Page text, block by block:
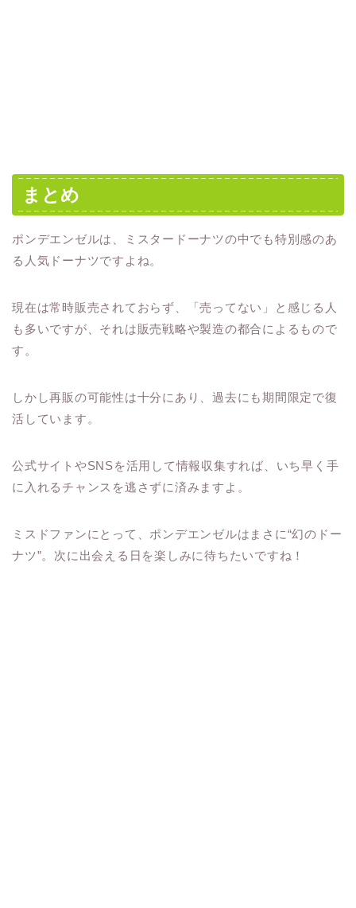
まとめ
ポンデエンゼルは、ミスタードーナツの中でも特別感のあ
る人気ドーナツですよね。
現在は常時販売されておらず、「売ってない」と感じる人
も多いですが、それは販売戦略や製造の都合によるもので
す。
しかし再販の可能性は十分にあり、過去にも期間限定で復
活しています。
公式サイトやSNSを活用して情報収集すれば、いち早く手
に入れるチャンスを逃さずに済みますよ。
ミスドファンにとって、ポンデエンゼルはまさに“幻のドー
ナツ”。次に出会える日を楽しみに待ちたいですね！